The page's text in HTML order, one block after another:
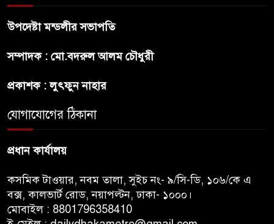
ট্রাম্পের ৪০ কোটি ডলারের ‘বলরুম
উপদেষ্টা মন্ডলীর সভাপতি
সম্পাদক : মো.বদরুল আলম চৌধুরী
প্রকাশক : লুৎফুন নাহার
যোগাযোগের ঠিকানা
প্রধান কার্যালয়
কসমিক টাওয়ার, নবম তালা, সুইচ নং- ৯/সি-ডি, ১০৬/কে এ
বক্স, কালভার্ট রোড, নয়াপল্টন, ঢাকা- ১০০০।
মোবাইল : 8801796358410